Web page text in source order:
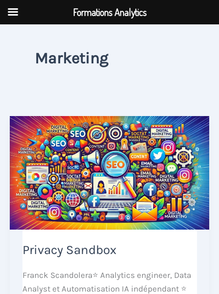
Aller
Marketing
Privacy Sandbox
Franck Scandolera⭐ Analytics engineer, Data
Analyst et Automatisation IA indépendant ⭐
Formations Analytics